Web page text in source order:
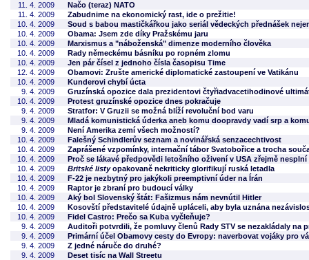
11. 4. 2009
Načo (teraz) NATO
11. 4. 2009
Zabudnime na ekonomický rast, ide o prežitie!
10. 4. 2009
Soud s babou mastičkářkou jako seriál vědeckých přednášek
10. 4. 2009
Obama: Jsem zde díky Pražskému jaru
10. 4. 2009
Marxismus a "náboženská" dimenze moderního člověka
10. 4. 2009
Rady německému básníku po ropném zlomu
10. 4. 2009
Jen pár čísel z jednoho čísla časopisu Time
12. 4. 2009
Obamovi: Zrušte americké diplomatické zastoupení ve Vatikánu
10. 4. 2009
Kunderovi chybí úcta
9. 4. 2009
Gruzínská opozice dala prezidentovi čtyřiadvacetihodinové
10. 4. 2009
Protest gruzínské opozice dnes pokračuje
9. 4. 2009
Stratfor: V Gruzii se možná blíží revoluční bod varu
9. 4. 2009
Mladá komunistická úderka aneb komu doopravdy vadí srp a
9. 4. 2009
Není Amerika zemí všech možností?
10. 4. 2009
Falešný Schindlerův seznam a novinářská senzacechtivost
10. 4. 2009
Zaprášené vzpomínky, internační tábor Svatobořice a trocha
10. 4. 2009
Proč se lákavé předpovědi letošního oživení v USA zřejmě nesplní
10. 4. 2009
Britské listyopakovaně nekriticky glorifikují ruská letadla
10. 4. 2009
F-22 je nezbytný pro jakýkoli preemptivní úder na Írán
10. 4. 2009
Raptor je zbraní pro budoucí války
10. 4. 2009
Aký bol Slovenský štát: Fašizmus nám nevnútil Hitler
10. 4. 2009
Kosovští představitelé údajně upláceli, aby byla uznána
10. 4. 2009
Fidel Castro: Prečo sa Kuba vyčleňuje?
9. 4. 2009
Auditoři potvrdili, že pomluvy členů Rady STV se nezakládaly na
9. 4. 2009
Primární účel Obamovy cesty do Evropy: naverbovat vojáky pro
9. 4. 2009
Z jedné náruče do druhé?
9. 4. 2009
Deset tisíc na Wall Streetu